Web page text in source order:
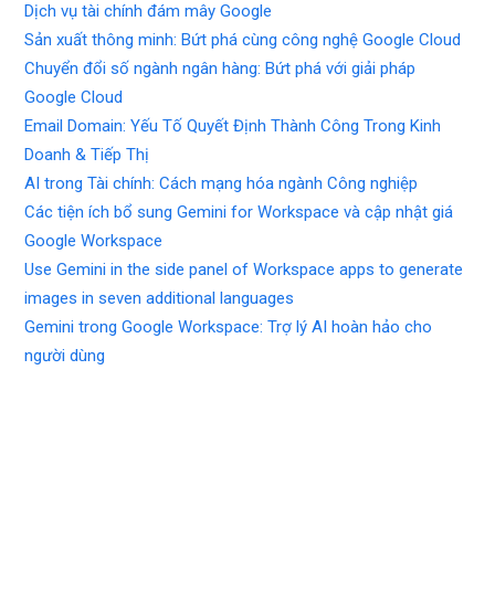
Dịch vụ tài chính đám mây Google
Sản xuất thông minh: Bứt phá cùng công nghệ Google Cloud
Chuyển đổi số ngành ngân hàng: Bứt phá với giải pháp
Google Cloud
Email Domain: Yếu Tố Quyết Định Thành Công Trong Kinh
Doanh & Tiếp Thị
AI trong Tài chính: Cách mạng hóa ngành Công nghiệp
Các tiện ích bổ sung Gemini for Workspace và cập nhật giá
Google Workspace
Use Gemini in the side panel of Workspace apps to generate
images in seven additional languages
Gemini trong Google Workspace: Trợ lý AI hoàn hảo cho
người dùng